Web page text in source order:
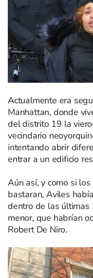
Actualmente era
Manhattan, donde
del distrito 19 la
vecindario
intentando abrir
entrar a un edificio
Aún así, y como si
bastaran, Aviles
dentro de las últimas
menor, que habrían
Robert De Niro.